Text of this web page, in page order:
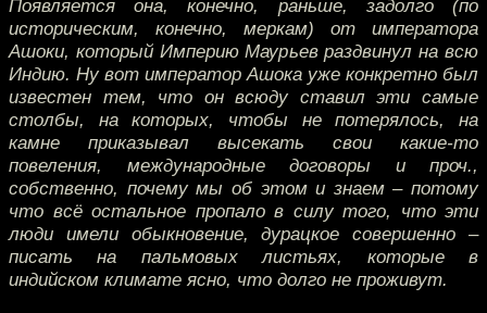
Появляется она, конечно, раньше, задолго (по
историческим, конечно, меркам) от императора
Ашоки, который Империю Маурьев раздвинул на всю
Индию. Ну вот император Ашока уже конкретно был
известен тем, что он всюду ставил эти самые
столбы, на которых, чтобы не потерялось, на
камне приказывал высекать свои какие-то
повеления, международные договоры и проч.,
собственно, почему мы об этом и знаем – потому
что всё остальное пропало в силу того, что эти
люди имели обыкновение, дурацкое совершенно –
писать на пальмовых листьях, которые в
индийском климате ясно, что долго не проживут.